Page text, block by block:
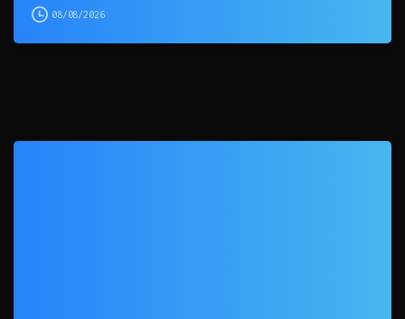
08/08/2026